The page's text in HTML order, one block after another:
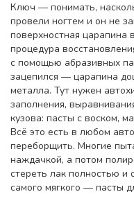
Ключ — понимать,
провели ногтем и он не
поверхностная царапина
процедура
с помощью абразивных
зацепился — царапина
металла. Тут нужен
заполнения,
кузова: пасты с воском,
Всё это есть в любом
переборщить. Многие
наждачкой, а потом
стереть лак полностью и
самого мягкого — пасты